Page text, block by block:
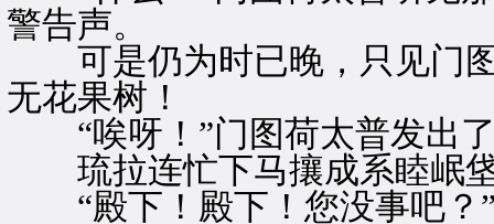
警告声。
可是仍为时已晚，只见门图
无花果树！
“唉呀！”门图荷太普发出了
琉拉连忙下马攘成系睦岷
“殿下！殿下！您没事吧？”